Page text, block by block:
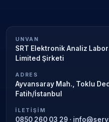
UNVAN
SRT Elektronik Analiz
Limited Şirketi
ADRES
Ayvansaray Mah., Toklu
Fatih/İstanbul
İLETIŞIM
0850 260 03 29 ·